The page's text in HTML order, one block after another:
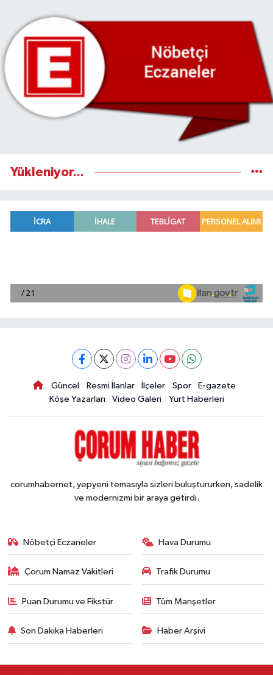
Yükleniyor...
Güncel Resmi İlanlar İlçeler Spor
E-gazete
Köşe Yazarları
Video Galeri Yurt Haberleri
corumhabernet, yepyeni temasıyla sizleri buluştururken, sadelik
ve modernizmi bir araya getirdi.
Nöbetçi Eczaneler Hava Durumu
Çorum Namaz Vakitleri Trafik Durumu
Puan Durumu ve Fikstür Tüm Manşetler
Son Dakika Haberleri Haber Arşivi